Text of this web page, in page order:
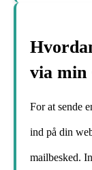
via min
For at sende
ind på din
mailbesked.